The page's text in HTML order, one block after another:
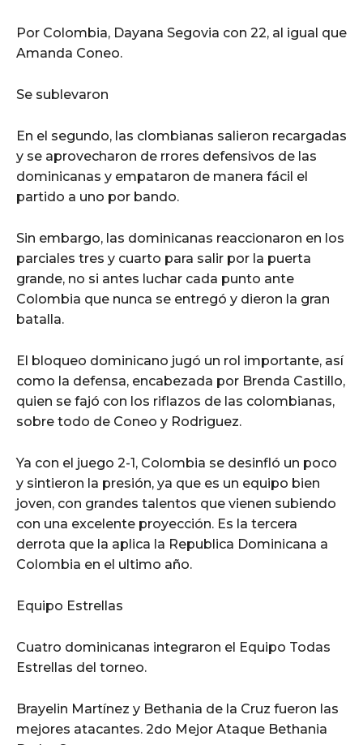
Por Colombia, Dayana Segovia con 22, al igual que
Amanda Coneo.
Se sublevaron
En el segundo, las clombianas salieron recargadas
y se aprovecharon de rrores defensivos de las
dominicanas y empataron de manera fácil el
partido a uno por bando.
Sin embargo, las dominicanas reaccionaron en los
parciales tres y cuarto para salir por la puerta
grande, no si antes luchar cada punto ante
Colombia que nunca se entregó y dieron la gran
batalla.
El bloqueo dominicano jugó un rol importante, así
como la defensa, encabezada por Brenda Castillo,
quien se fajó con los riflazos de las colombianas,
sobre todo de Coneo y Rodriguez.
Ya con el juego 2-1, Colombia se desinfló un poco
y sintieron la presión, ya que es un equipo bien
joven, con grandes talentos que vienen subiendo
con una excelente proyección. Es la tercera
derrota que la aplica la Republica Dominicana a
Colombia en el ultimo año.
Equipo Estrellas
Cuatro dominicanas integraron el Equipo Todas
Estrellas del torneo.
Brayelin Martínez y Bethania de la Cruz fueron las
mejores atacantes. 2do Mejor Ataque Bethania